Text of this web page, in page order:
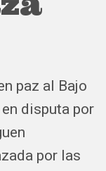
paz al Bajo
disputa por
por las